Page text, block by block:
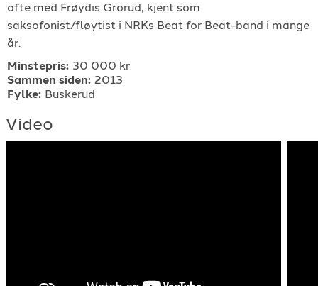
TELEFON
ofte med Frøydis Grorud, kjent som
saksofonist/fløytist i NRKs Beat for Beat-band i mange
år.
Minstepris: 30 000 kr
Sammen siden: 2013
Fylke: Buskerud
Video